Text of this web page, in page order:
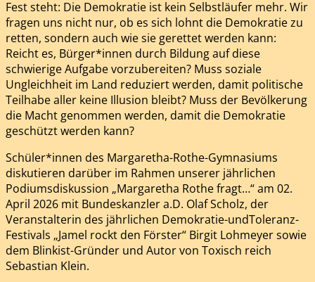
Fest steht: Die Demokratie ist kein Selbstläufer mehr. Wir
fragen uns nicht nur, ob es sich lohnt die Demokratie zu
retten, sondern auch wie sie gerettet werden kann:
Reicht es, Bürger*innen durch Bildung auf diese
schwierige Aufgabe vorzubereiten? Muss soziale
Ungleichheit im Land reduziert werden, damit politische
Teilhabe aller keine Illusion bleibt? Muss der Bevölkerung
die Macht genommen werden, damit die Demokratie
geschützt werden kann?
Schüler*innen des Margaretha-Rothe-Gymnasiums
diskutieren darüber im Rahmen unserer jährlichen
Podiumsdiskussion „Margaretha Rothe fragt…“ am 02.
April 2026 mit Bundeskanzler a.D. Olaf Scholz, der
Veranstalterin des jährlichen Demokratie-undToleranz-
Festivals „Jamel rockt den Förster“ Birgit Lohmeyer sowie
dem Blinkist-Gründer und Autor von Toxisch reich
Sebastian Klein.